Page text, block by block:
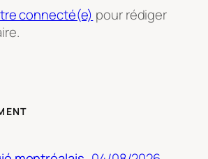
connecté(e) pour rédiger